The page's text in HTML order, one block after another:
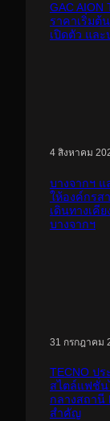
GAC AION
ราคาเริ่มต้
เปิดตัว แล
4 สิงหาคม
บางจากฯ
ให้องค์กรส
เดินทางเคี
บางจากฯ
31 กรกฎาคม
TECNO ป
สไตล์แฟชั่น
กลางสถานี
สำคัญ